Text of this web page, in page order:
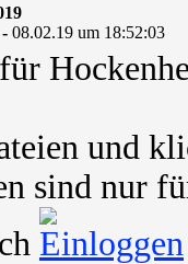
08.02.19 um 18:52:03
und
sind nur